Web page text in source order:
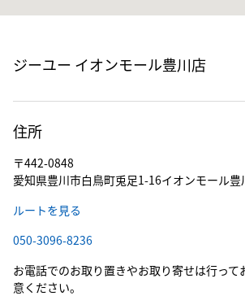
ジーユー イオンモール豊川店
住所
〒442-0848
愛知県豊川市白鳥町兎足1-16イオンモール豊
ルートを見る
050-3096-8236
お電話でのお取り置きやお取り寄せは行って
意ください。